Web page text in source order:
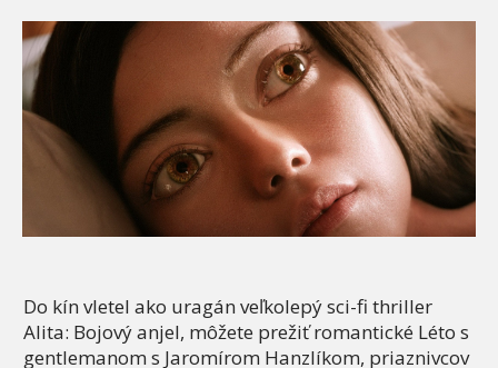
Do kín vletel ako uragán veľkolepý sci-fi thriller
Alita: Bojový anjel, môžete prežiť romantické Léto s
gentlemanom s Jaromírom Hanzlíkom, priaznivcov